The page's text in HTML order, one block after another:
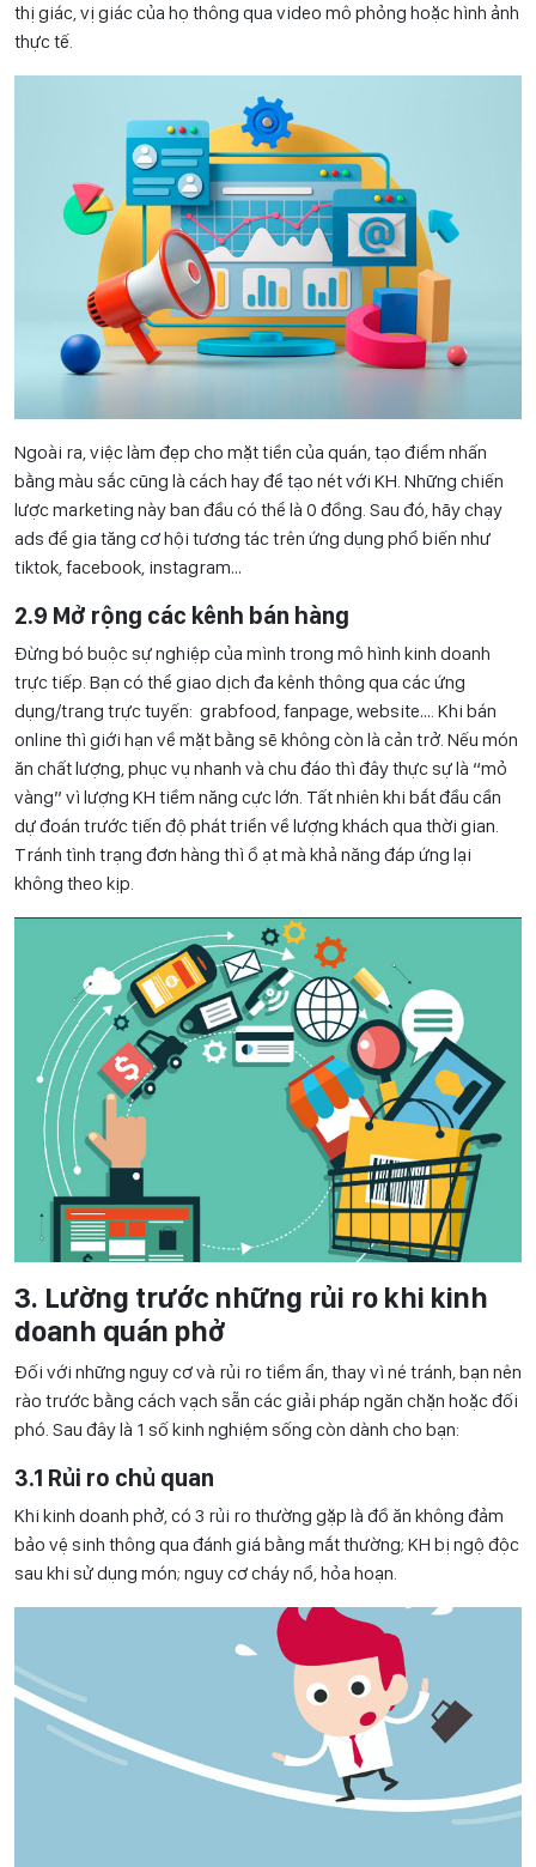
thị giác, vị giác của họ thông qua video mô phỏng hoặc hình ảnh
thực tế.
Ngoài ra, việc làm đẹp cho mặt tiền của quán, tạo điểm nhấn
bằng màu sắc cũng là cách hay để tạo nét với KH. Những chiến
lược marketing này ban đầu có thể là 0 đồng. Sau đó, hãy chạy
ads để gia tăng cơ hội tương tác trên ứng dụng phổ biến như
tiktok, facebook, instagram…
2.9 Mở rộng các kênh bán hàng
Đừng bó buộc sự nghiệp của mình trong mô hình kinh doanh
trực tiếp. Bạn có thể giao dịch đa kênh thông qua các ứng
dụng/trang trực tuyến: grabfood, fanpage, website…. Khi bán
online thì giới hạn về mặt bằng sẽ không còn là cản trở. Nếu món
ăn chất lượng, phục vụ nhanh và chu đáo thì đây thực sự là “mỏ
vàng” vì lượng KH tiềm năng cực lớn. Tất nhiên khi bắt đầu cần
dự đoán trước tiến độ phát triển về lượng khách qua thời gian.
Tránh tình trạng đơn hàng thì ồ ạt mà khả năng đáp ứng lại
không theo kịp.
3. Lường trước những rủi ro khi kinh
doanh quán phở
Đối với những nguy cơ và rủi ro tiềm ẩn, thay vì né tránh, bạn nên
rào trước bằng cách vạch sẵn các giải pháp ngăn chặn hoặc đối
phó. Sau đây là 1 số kinh nghiệm sống còn dành cho bạn:
3.1 Rủi ro chủ quan
Khi kinh doanh phở, có 3 rủi ro thường gặp là đồ ăn không đảm
bảo vệ sinh thông qua đánh giá bằng mắt thường; KH bị ngộ độc
sau khi sử dụng món; nguy cơ cháy nổ, hỏa hoạn.